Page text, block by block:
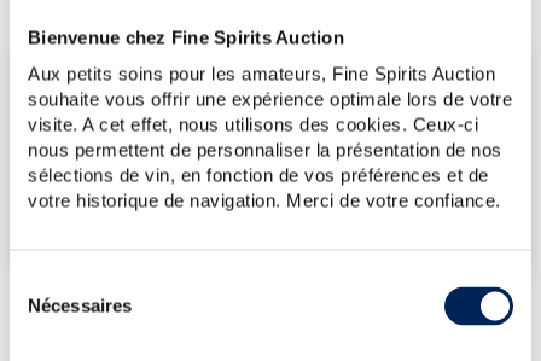
Bienvenue chez Fine Spirits Auction
Aux petits soins pour les amateurs, Fine Spirits Auction
souhaite vous offrir une expérience optimale lors de votre
visite. A cet effet, nous utilisons des cookies. Ceux-ci
nous permettent de personnaliser la présentation de nos
sélections de vin, en fonction de vos préférences et de
votre historique de navigation. Merci de votre confiance.
Nécessaires
LES DERNIÈRES ADJUDICATIONS
14/11/2025
226€
VOUS POSSÉDEZ
UN SPIRITUEUX IDENTIQUE ?